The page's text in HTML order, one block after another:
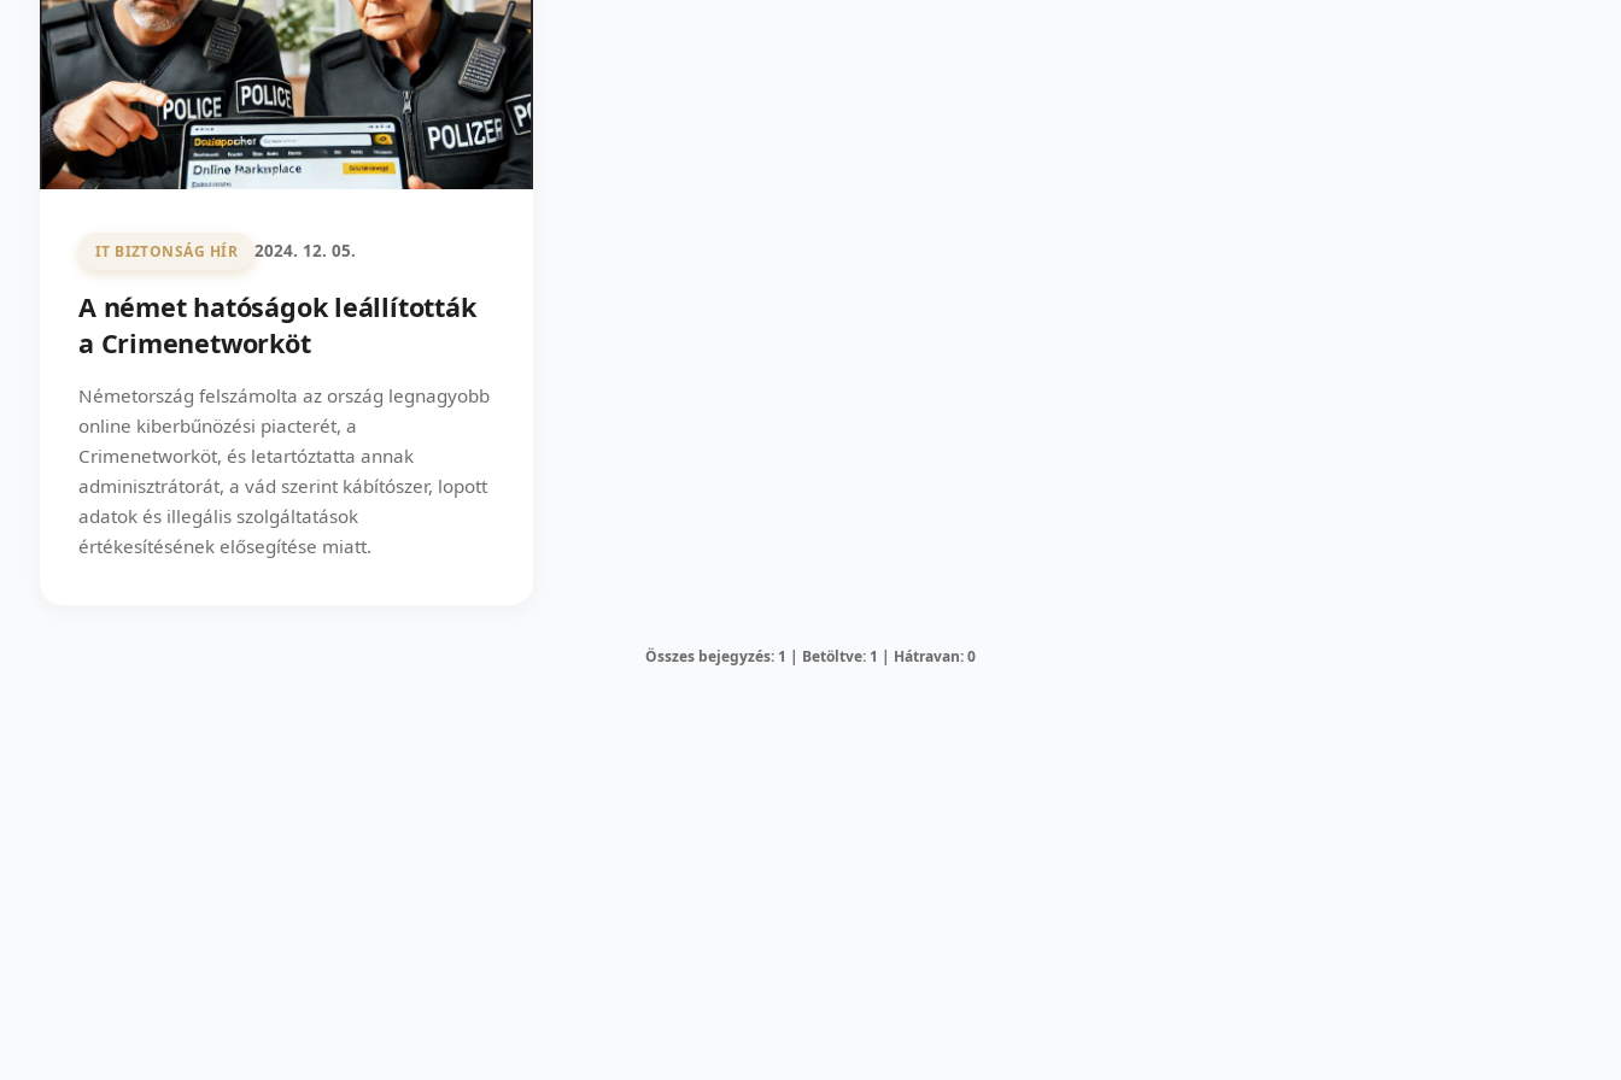
IT BIZTONSÁG HÍR 2024. 12. 05.
A német hatóságok leállították
a Crimenetworköt
Németország felszámolta az ország legnagyobb
online kiberbűnözési piacterét, a
Crimenetworköt, és letartóztatta annak
adminisztrátorát, a vád szerint kábítószer, lopott
adatok és illegális szolgáltatások
értékesítésének elősegítése miatt.
Összes bejegyzés: 1 | Betöltve: 1 | Hátravan: 0